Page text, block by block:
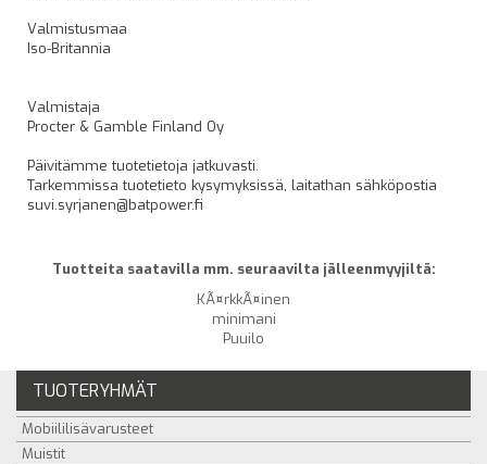
Valmistusmaa
Iso-Britannia
Valmistaja
Procter & Gamble Finland Oy
Päivitämme tuotetietoja jatkuvasti.
Tarkemmissa tuotetieto kysymyksissä, laitathan sähköpostia
suvi.syrjanen@batpower.fi
Tuotteita saatavilla mm. seuraavilta jälleenmyyjiltä:
KÃ¤rkkÃ¤inen
minimani
Puuilo
TUOTERYHMÄT
Mobiililisävarusteet
Muistit